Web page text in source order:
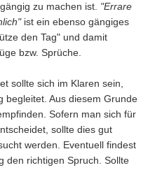
zu machen ist. "Errare
ist ein ebenso gängiges
den Tag" und damit
bzw. Sprüche.
sollte sich im Klaren sein,
begleitet. Aus diesem Grunde
Sofern man sich für
sollte dies gut
werden. Eventuell findest
den richtigen Spruch. Sollte